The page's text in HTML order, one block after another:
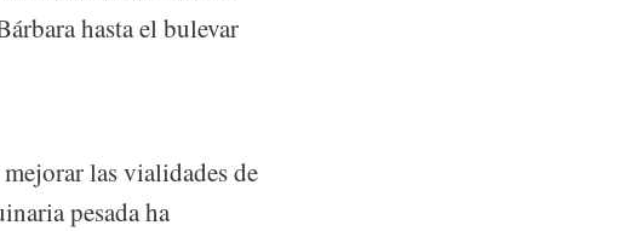
hasta el bulevar
las vialidades de
pesada ha